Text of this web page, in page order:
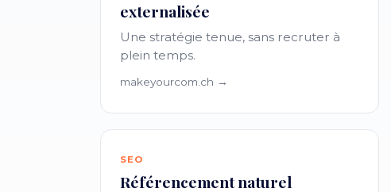
externalisée
Une stratégie tenue, sans recruter à
plein temps.
makeyourcom.ch →
SEO
Référencement naturel